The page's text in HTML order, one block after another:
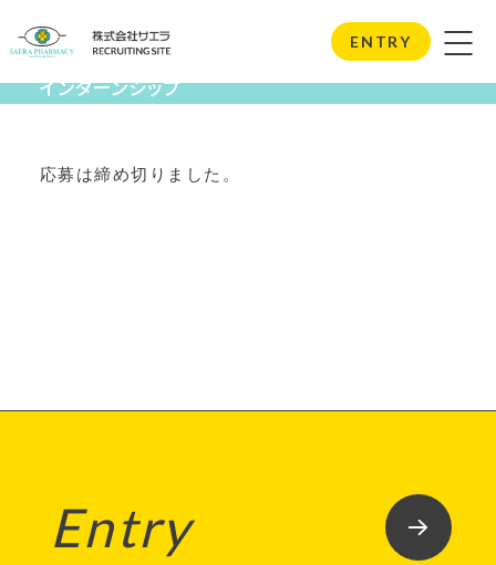
ENTRY
Internship
インターンシップ
応募は締め切りました。
Entry